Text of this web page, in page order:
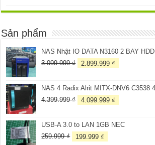
Sản phẩm
NAS Nhật IO DATA N3160 2 BAY
3.099.999₫
Giá
3.099.999 ₫.
2.899.999 ₫
là:
NAS 4 Radix Alrit MITX-DNV6 C3538
4.399.999₫
Giá
4.399.999 ₫.
4.099.999 ₫
là:
USB-A 3.0 to LAN 1GB NEC
259.999₫
Giá
199.999 ₫